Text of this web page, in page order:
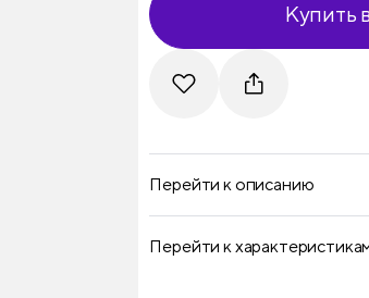
Купить
Telegram
Перейти к описанию
Перейти к